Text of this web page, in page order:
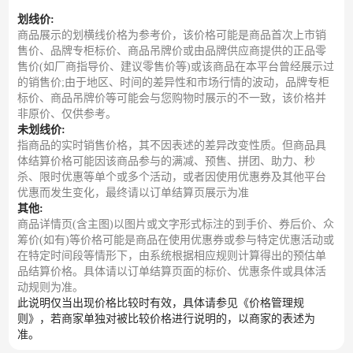
划线价:
商品展示的划横线价格为参考价，该价格可能是商品首次上市销
售价、品牌专柜标价、商品吊牌价或由品牌供应商提供的正品零
售价(如厂商指导价、建议零售价等)或该商品在本平台曾经展示过
的销售价;由于地区、时间的差异性和市场行情的波动，品牌专柜
标价、商品吊牌价等可能会与您购物时展示的不一致，该价格并
非原价、仅供参考。
未划线价:
指商品的实时销售价格，其不因表述的差异改变性质。但商品具
体结算价格可能因该商品参与的满减、预售、拼团、助力、秒
杀、限时优惠等单个或多个活动，或者因使用优惠券及其他平台
优惠而发生变化，最终请以订单结算页展示为准
其他:
商品详情页(含主图)以图片或文字形式标注的到手价、券后价、众
筹价(如有)等价格可能是商品在使用优惠券或参与特定优惠活动或
在特定时间段等情形下，由系统根据相应规则计算得出的预估单
品结算价格。具体请以订单结算页面的标价、优惠条件或具体活
动规则为准。
此说明仅当出现价格比较时有效，具体请参见《价格管理规
则》，若商家单独对被比较价格进行说明的，以商家的表述为
准。